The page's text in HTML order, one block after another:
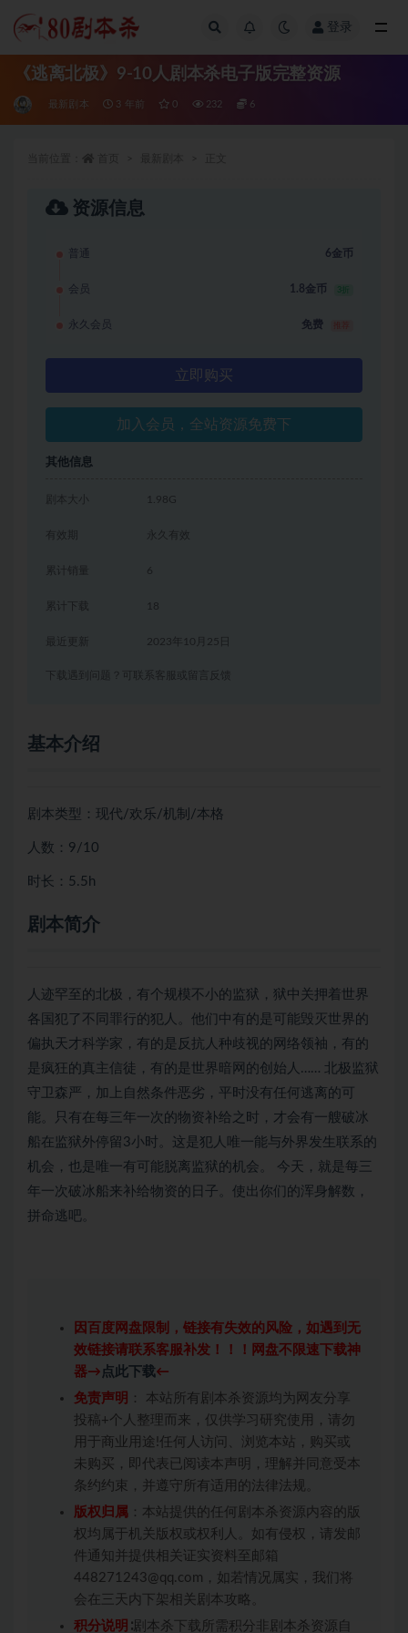
登录
《逃离北极》9-10人剧本杀电子版完整资源
最新剧本 3 年前 0 232 6
资源信息
普通 6金币
会员 1.8金币 3折
永久会员 免费
立即购买
加入会员，全站资源免费下
其他信息
剧本大小 1.98G
有效期 永久有效
累计销量 6
累计下载 18
2023年10月25日
下载遇到问题？可联系客服或留言反馈
基本介绍
剧本类型：现代/欢乐/机制/本格
人数：9/10
时长：5.5h
剧本简介
人迹罕至的北极，有个规模不小的监狱，狱中关押着世界
各国犯了不同罪行的犯人。他们中有的是可能毁灭世界的
偏执天才科学家，有的是反抗人种歧视的网络领袖，有的
是疯狂的真主信徒，有的是世界暗网的创始人…… 北极监狱
守卫森严，加上自然条件恶劣，平时没有任何逃离的可
能。只有在每三年一次的物资补给之时，才会有一艘破冰
船在监狱外停留3小时。这是犯人唯一能与外界发生联系的
机会，也是唯一有可能脱离监狱的机会。 今天，就是每三
年一次破冰船来补给物资的日子。使出你们的浑身解数，
拼命逃吧。
因百度网盘限制，链接有失效的风险，如遇到无
效链接请联系客服补发！！！网盘不限速下载神
器→ 点此下载←
免责声明 ： 本站所有剧本杀资源均为网友分享
投稿+个人整理而来，仅供学习研究使用，请勿
用于商业用途!任何人访问、浏览本站，购买或
未购买，即代表已阅读本声明，理解并同意受本
条约约束，并遵守所有适用的法律法规。
版权归属 ：本站提供的任何剧本杀资源内容的版
权均属于机关版权或权利人。如有侵权，请发邮
件通知并提供相关证实资料至邮箱
448271243@qq.com，如若情况属实，我们将
会在三天内下架相关剧本攻略。
积分说明 ∶剧本杀下载所需积分非剧本杀资源自